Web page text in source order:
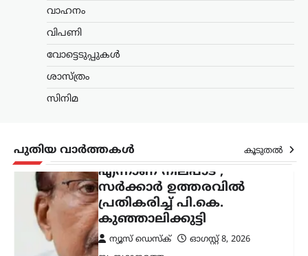
വാഹനം
വിപണി
വോട്ടെടുപ്പുകൾ
ശാസ്ത്രം
സിനിമ
പുതിയ വാർത്തകൾ കൂടുതൽ
വന്ദേമാതരം പൂർണമായും
ഉത്തരവിൽ പ്രതികരണവുമായി മുസ്ലിം
ലീഗ് നേതാവ് പി.കെ. കുഞ്ഞാലിക്കുട്ടി.
ചൊല്ലേണ്ടതില്ലെന്ന നിലപാടിൽ
ലേറ്റസ്റ്റ് ന്യൂസ്
ഇറാന്റെ പുതിയ
പരമോന്നത നേതാവിന്റെ
മരണവാർത്ത ഉടൻ;
ഇസ്രായേലി മാധ്യമങ്ങളിൽ
അഭ്യൂഹ വാർത്തകൾ
ന്യൂസ് ഡെസ്ക്
ഓഗസ്റ്റ്‌ 8, 2026